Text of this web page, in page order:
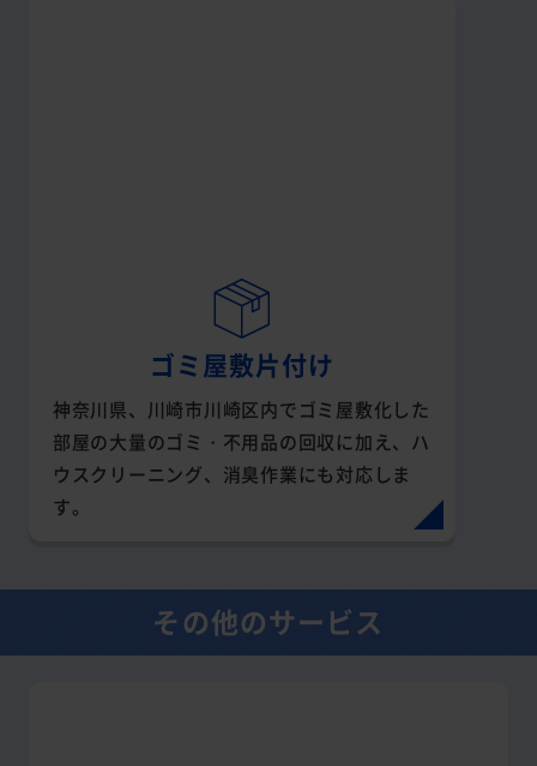
ゴミ屋敷片付け
神奈川県、川崎市川崎区内でゴミ屋敷化した
部屋の大量のゴミ・不用品の回収に加え、ハ
ウスクリーニング、消臭作業にも対応しま
す。
その他のサービス